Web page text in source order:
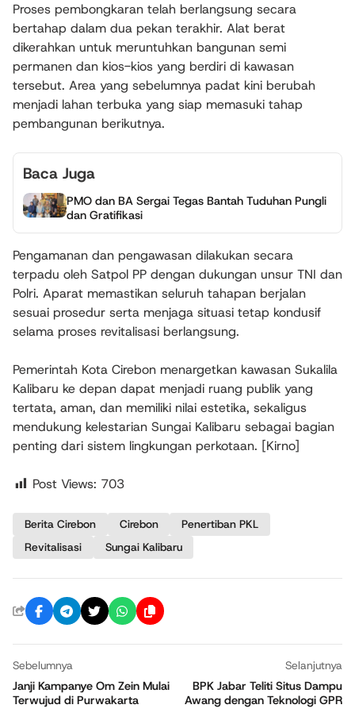
Proses pembongkaran telah berlangsung secara
bertahap dalam dua pekan terakhir. Alat berat
dikerahkan untuk meruntuhkan bangunan semi
permanen dan kios-kios yang berdiri di kawasan
tersebut. Area yang sebelumnya padat kini berubah
menjadi lahan terbuka yang siap memasuki tahap
pembangunan berikutnya.
Baca Juga
PMO dan BA Sergai Tegas Bantah Tuduhan Pungli
dan Gratifikasi
Pengamanan dan pengawasan dilakukan secara
terpadu oleh Satpol PP dengan dukungan unsur TNI dan
Polri. Aparat memastikan seluruh tahapan berjalan
sesuai prosedur serta menjaga situasi tetap kondusif
selama proses revitalisasi berlangsung.
Pemerintah Kota Cirebon menargetkan kawasan Sukalila
Kalibaru ke depan dapat menjadi ruang publik yang
tertata, aman, dan memiliki nilai estetika, sekaligus
mendukung kelestarian Sungai Kalibaru sebagai bagian
penting dari sistem lingkungan perkotaan. [Kirno]
Post Views: 703
Berita Cirebon Cirebon
Penertiban PKL
Revitalisasi
Sungai Kalibaru
Sebelumnya
Janji Kampanye Om Zein Mulai
Terwujud di Purwakarta
Selanjutnya
BPK Jabar Teliti Situs Dampu
Awang dengan Teknologi GPR